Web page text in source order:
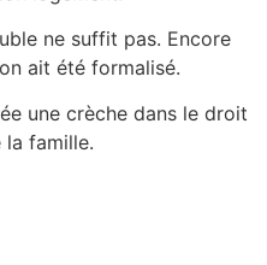
ne suffit pas. Encore
ait été formalisé.
une crèche dans le droit
famille.